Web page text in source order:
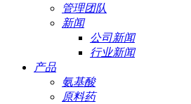
管理团队
新闻
公司新闻
行业新闻
产品
氨基酸
原料药